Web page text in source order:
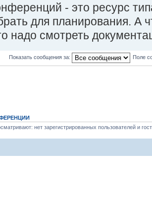
- это ресурс
для планирования. А
надо смотреть
Показать сообщения за: Поле
нет зарегистрированных пользователей и